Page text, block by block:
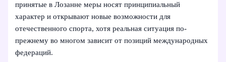
принятые в Лозанне меры носят принципиальный
характер и открывают новые возможности для
отечественного спорта, хотя реальная ситуация по-
прежнему во многом зависит от позиций международных
федераций.